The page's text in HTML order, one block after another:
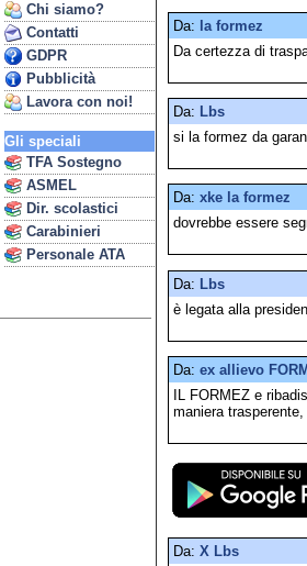
Chi siamo?
Contatti
GDPR
Pubblicità
Lavora con noi!
Gli speciali
TFA Sostegno
ASMEL
Dir. scolastici
Carabinieri
Personale ATA
Da: la formez
Da certezza di
Da: Lbs
si la formez da
Da: xke la formez
dovrebbe essere
Da: Lbs
è legata alla
Da: ex allievo
IL FORMEZ e
maniera
Da: X Lbs